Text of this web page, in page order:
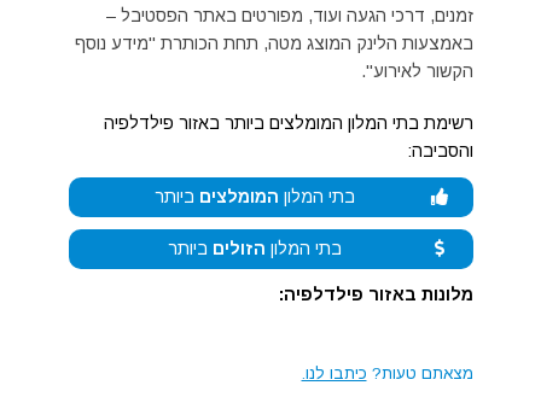
זמנים, דרכי הגעה ועוד, מפורטים באתר הפסטיבל –
באמצעות הלינק המוצג מטה, תחת הכותרת "מידע נוסף
הקשור לאירוע".
רשימת בתי המלון המומלצים ביותר באזור פילדלפיה
והסביבה:
בתי המלון המומלצים ביותר
בתי המלון הזולים ביותר
מלונות באזור פילדלפיה:
מצאתם טעות? כיתבו לנו.